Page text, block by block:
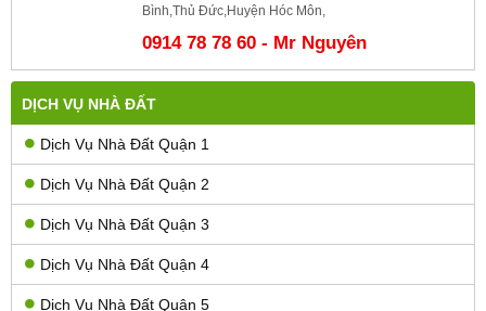
DỊCH VỤ NHÀ ĐẤT
Dịch Vụ Nhà Đất Quận 1
Dịch Vụ Nhà Đất Quận 2
Dịch Vụ Nhà Đất Quận 3
Dịch Vụ Nhà Đất Quận 4
Dịch Vụ Nhà Đất Quận 5
Bình,Thủ Đức,Huyện Hóc Môn,
0914 78 78 60 - Mr Nguyên